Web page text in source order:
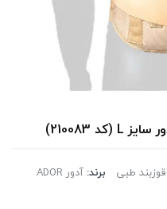
قوزبند طبی برند: آدور ADOR